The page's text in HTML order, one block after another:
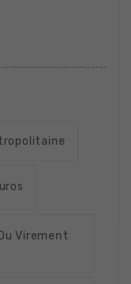
Virement